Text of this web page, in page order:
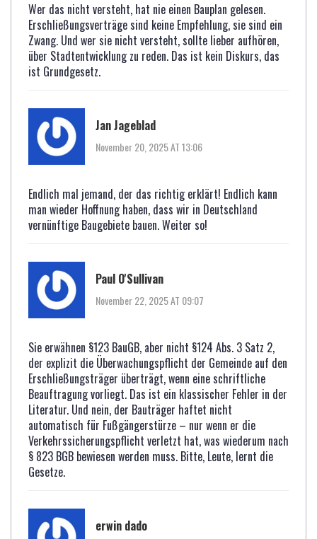
Wer das nicht versteht, hat nie einen Bauplan gelesen.
Erschließungsverträge sind keine Empfehlung, sie sind ein
Zwang. Und wer sie nicht versteht, sollte lieber aufhören,
über Stadtentwicklung zu reden. Das ist kein Diskurs, das
ist Grundgesetz.
Jan Jageblad
November 20, 2025 AT 13:06
Endlich mal jemand, der das richtig erklärt! Endlich kann
man wieder Hoffnung haben, dass wir in Deutschland
vernünftige Baugebiete bauen. Weiter so!
Paul O'Sullivan
November 22, 2025 AT 09:07
Sie erwähnen §123 BauGB, aber nicht §124 Abs. 3 Satz 2,
der explizit die Überwachungspflicht der Gemeinde auf den
Erschließungsträger überträgt, wenn eine schriftliche
Beauftragung vorliegt. Das ist ein klassischer Fehler in der
Literatur. Und nein, der Bauträger haftet nicht
automatisch für Fußgängerstürze – nur wenn er die
Verkehrssicherungspflicht verletzt hat, was wiederum nach
§ 823 BGB bewiesen werden muss. Bitte, Leute, lernt die
Gesetze.
erwin dado